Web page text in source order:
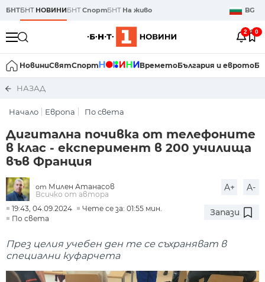
БНТБНТ НОВИНИБНТСпортБНТ На живо BG
2 0
НовиниСвятСпорт ВреметоБългария и еврото
НАЗАД
Начало Европа По света
Дигитална почивка от телефоните
в клас - експеримент в 200 училища
във Франция
от Милен Атанасов
Всичко от автора
A+ A-
19:43, 04.09.2024
Чете се за: 01:55 мин.
По света
Запази
През целия учебен ден те се съхраняват в
специални куфарчета